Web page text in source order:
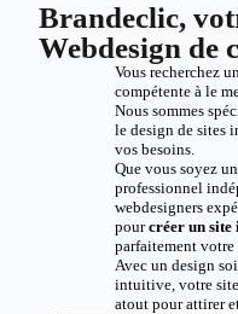
Brandeclic,
Webdesign de
Vous recherchez
compétente à le
Nous sommes
le design de sites
vos besoins.
Que vous soyez
professionnel
webdesigners
pourcréer un site
parfaitement
Avec un design
intuitive, votre
atout pour attirer